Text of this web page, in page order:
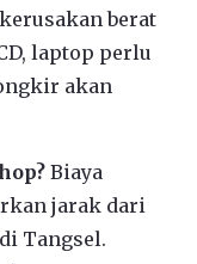
berat
laptop perlu
akan
Biaya
jarak dari
Tangsel.